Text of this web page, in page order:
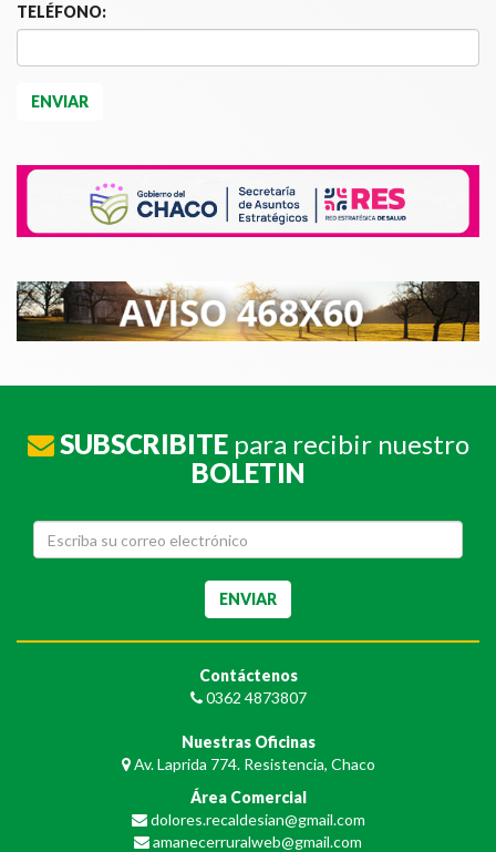
TELÉFONO:
SUBSCRIBITEpara recibir nuestro
BOLETIN
Contáctenos
0362 4873807
Nuestras Oficinas
Av. Laprida 774. Resistencia, Chaco
Área Comercial
dolores.recaldesian@gmail.com
amanecerruralweb@gmail.com